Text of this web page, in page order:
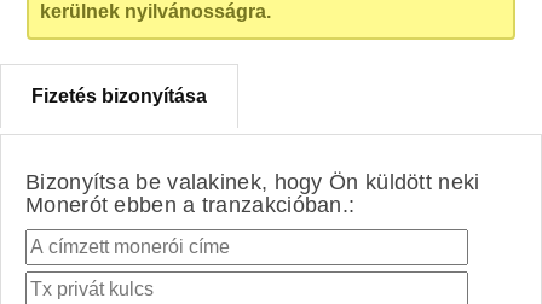
kerülnek nyilvánosságra.
Fizetés bizonyítása
Bizonyítsa be valakinek, hogy Ön küldött neki
Monerót ebben a tranzakcióban.: